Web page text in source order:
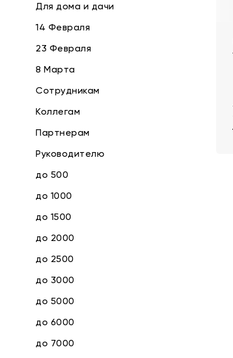
Для дома и дачи
14 Февраля
23 Февраля
8 Марта
Сотрудникам
Коллегам
Партнерам
Руководителю
до 500
до 1000
до 1500
до 2000
до 2500
до 3000
до 5000
до 6000
до 7000